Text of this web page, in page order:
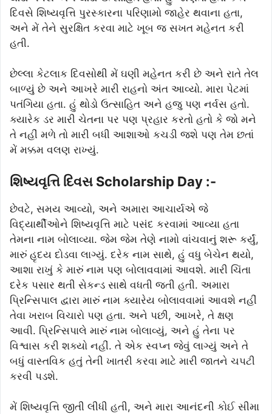
દિવસે શિષ્યવૃત્તિ પુરસ્કારના પરિણામો જાહેર થવાના હતા,
અને મેં તેને સુરક્ષિત કરવા માટે ખૂબ જ સખત મહેનત કરી
હતી.
છેલ્લા કેટલાક દિવસોથી મેં ઘણી મહેનત કરી છે અને રાતે તેલ
બાળ્યું છે અને આખરે મારી રાહનો અંત આવ્યો. મારા પેટમાં
પતંગિયા હતા. હું થોડો ઉત્સાહિત અને હજુ પણ નર્વસ હતો.
ક્યારેક ડર મારી ચેતના પર પણ પ્રહાર કરતો હતો કે જો મને
તે નહીં મળે તો મારી બધી આશાઓ કચડી જશે પણ તેમ છતાં
મેં મક્કમ વલણ રાખ્યું.
શિષ્યવૃત્તિ દિવસ Scholarship Day :-
છેવટે, સમય આવ્યો, અને અમારા આચાર્યએ જે
વિદ્યાર્થીઓને શિષ્યવૃત્તિ માટે પસંદ કરવામાં આવ્યા હતા
તેમના નામ બોલાવ્યા. જેમ જેમ તેણે નામો વાંચવાનું શરૂ કર્યું,
મારું હૃદય દોડવા લાગ્યું. દરેક નામ સાથે, હું વધુ બેચેન થયો,
આશા રાખું કે મારું નામ પણ બોલાવવામાં આવશે. મારી ચિંતા
દરેક પસાર થતી સેકન્ડ સાથે વધતી જતી હતી. અમારા
પ્રિન્સિપાલ દ્વારા મારું નામ ક્યારેય બોલાવવામાં આવશે નહીં
તેવા ખરાબ વિચારો પણ હતા. અને પછી, આખરે, તે ક્ષણ
આવી. પ્રિન્સિપાલે મારું નામ બોલાવ્યું, અને હું તેના પર
વિશ્વાસ કરી શક્યો નહીં. તે એક સ્વપ્ન જેવું લાગ્યું અને તે
બધું વાસ્તવિક હતું તેની ખાતરી કરવા માટે મારી જાતને ચપટી
કરવી પડશે.
મેં શિષ્યવૃત્તિ જીતી લીધી હતી, અને મારા આનંદની કોઈ સીમા